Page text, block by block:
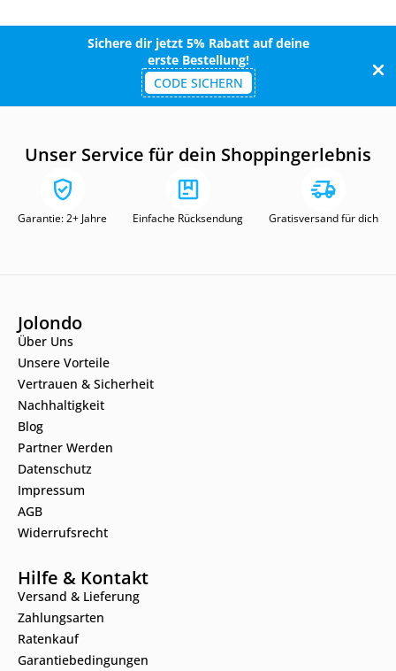
Sichere dir jetzt 5% Rabatt auf deine
erste Bestellung!
CODE SICHERN
Unser Service für dein Shoppingerlebnis
Garantie: 2+ Jahre Einfache Rücksendung Gratisversand für dich
Jolondo
Über Uns
Unsere Vorteile
Vertrauen & Sicherheit
Nachhaltigkeit
Blog
Partner Werden
Datenschutz
Impressum
AGB
Widerrufsrecht
Hilfe & Kontakt
Versand & Lieferung
Zahlungsarten
Ratenkauf
Garantiebedingungen